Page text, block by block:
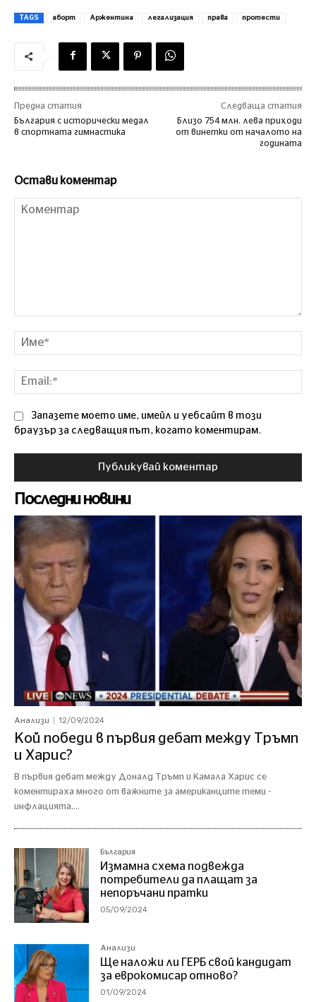
TAGS аборт Аржентина легализация права протести
Предна статия
България с исторически медал
в спортната гимнастика
Следваща статия
Близо 754 млн. лева приходи
от винетки от началото на
годината
Остави коментар
Запазете моето име, имейл и уебсайт в този
браузър за следващия път, когато коментирам.
Последни новини
Анализи 12/09/2024
Кой победи в първия дебат между Тръмп
и Харис?
В първия дебат между Доналд Тръмп и Камала Харис се
коментираха много от важните за американците теми -
инфлацията,...
България
Измамна схема подвежда
потребители да плащат за
непоръчани пратки
05/09/2024
Анализи
Ще наложи ли ГЕРБ свой кандидат
за еврокомисар отново?
01/09/2024